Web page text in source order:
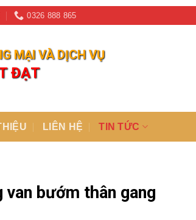
0326 888 865
MẠI VÀ DỊCH VỤ
ĐẠT
LIÊN HỆ TIN TỨC
bướm thân gang